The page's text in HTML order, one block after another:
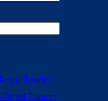
Tourist
Royal Tourist